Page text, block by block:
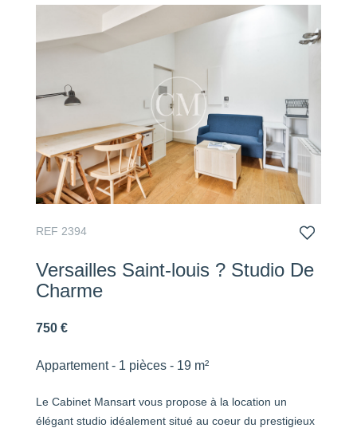
REF 2394
Versailles Saint-louis ? Studio De
Charme
750 €
Appartement - 1 pièces - 19 m²
Le Cabinet Mansart vous propose à la location un
élégant studio idéalement situé au coeur du prestigieux